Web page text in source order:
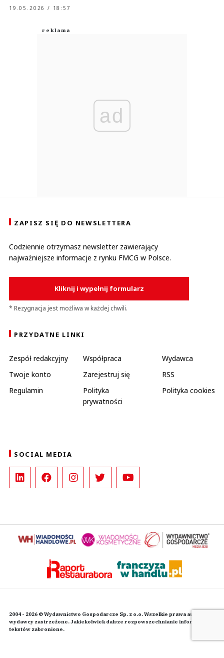
19.05.2026 / 18:57
ad
ZAPISZ SIĘ DO NEWSLETTERA
Codziennie otrzymasz newsletter zawierający
najważniejsze informacje z rynku FMCG w Polsce.
Kliknij i wypełnij formularz
* Rezygnacja jest możliwa w każdej chwili.
PRZYDATNE LINKI
Zespół redakcyjny Współpraca
Wydawca
Twoje konto
Zarejestruj się
RSS
Regulamin
Polityka
prywatności
Polityka cookies
SOCIAL MEDIA
2004 - 2026 © Wydawnictwo Gospodarcze Sp. z o.o. Wszelkie prawa autorskie
wydawcy zastrzeżone. Jakiekolwiek dalsze rozpowszechnianie informacji i
tekstów zabronione.